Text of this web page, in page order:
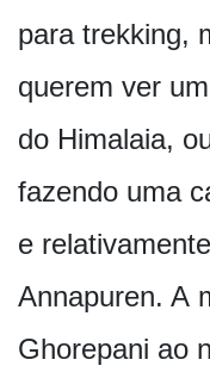
para trekking,
querem ver
do Himalaia,
fazendo uma
e
Annapuren. A
Ghorepani ao